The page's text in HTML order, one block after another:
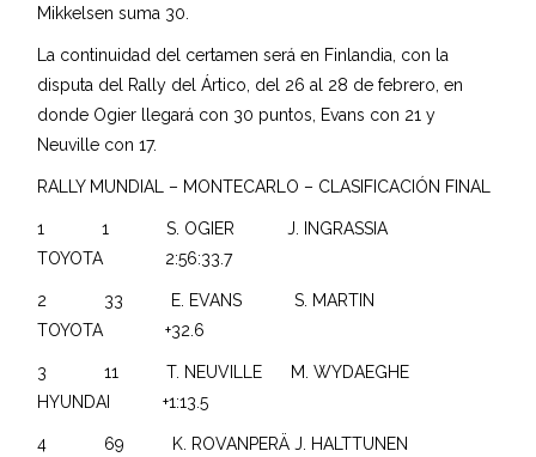
Mikkelsen suma 30.
La continuidad del certamen será en Finlandia, con la
disputa del Rally del Ártico, del 26 al 28 de febrero, en
donde Ogier llegará con 30 puntos, Evans con 21 y
Neuville con 17.
RALLY MUNDIAL – MONTECARLO – CLASIFICACIÓN FINAL
1 1 S. OGIER J. INGRASSIA
TOYOTA 2:56:33.7
2 33 E. EVANS S. MARTIN
TOYOTA +32.6
3 11 T. NEUVILLE M. WYDAEGHE
HYUNDAI +1:13.5
4 69 K. ROVANPERÄ J. HALTTUNEN